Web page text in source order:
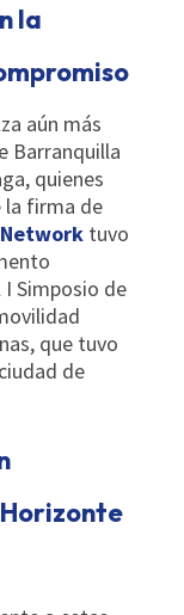
la
aún más
Barranquilla
quienes
firma de
Networktuvo
Simposio de
que tuvo
de